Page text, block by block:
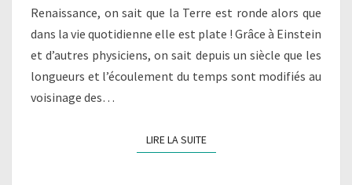
Renaissance, on sait que la Terre est ronde alors que
dans la vie quotidienne elle est plate ! Grâce à Einstein
et d’autres physiciens, on sait depuis un siècle que les
longueurs et l’écoulement du temps sont modifiés au
voisinage des…
LIRE LA SUITELIRE LA SUITE